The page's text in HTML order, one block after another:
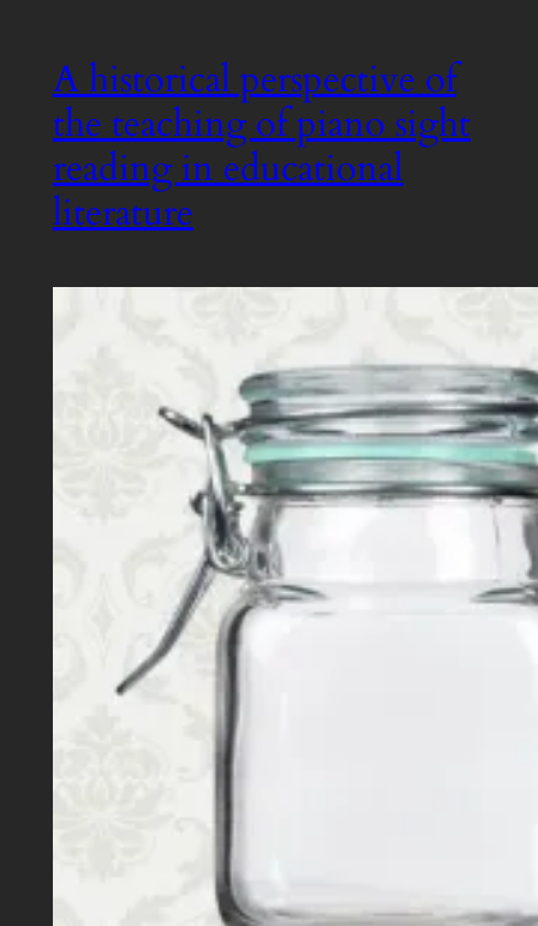
A historical perspective of
the teaching of piano sight
reading in educational
literature